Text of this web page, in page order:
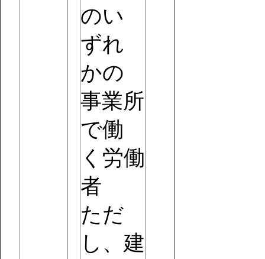
のい
ずれ
かの
事業所
で働
く労働
者
ただ
し、建